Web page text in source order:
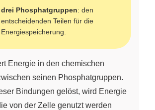
drei Phosphatgruppen: den
entscheidenden Teilen für die
Energiespeicherung.
Energie in den chemischen
seinen Phosphatgruppen.
Bindungen gelöst, wird Energie
von der Zelle genutzt werden